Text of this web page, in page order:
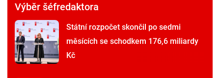
Výběr šéfredaktora
Státní rozpočet skončil po sedmi
měsících se schodkem 176,6 miliardy
Kč